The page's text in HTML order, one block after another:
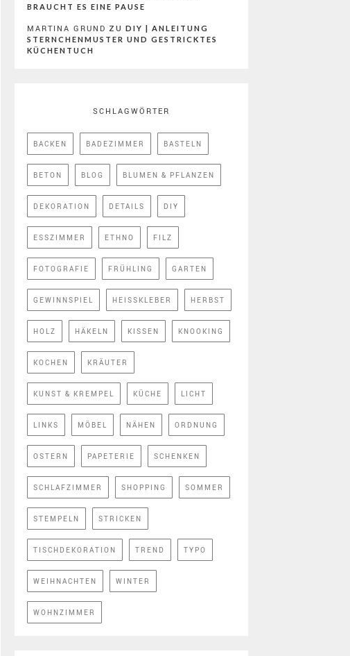
BRAUCHT ES EINE PAUSE
MARTINA GRUND ZU DIY | ANLEITUNG
STERNCHENMUSTER UND GESTRICKTES
KÜCHENTUCH
SCHLAGWÖRTER
BACKEN BADEZIMMER BASTELN
BETON BLOG BLUMEN & PFLANZEN
DEKORATION DETAILS DIY
ESSZIMMER ETHNO FILZ
FOTOGRAFIE FRÜHLING GARTEN
GEWINNSPIEL HEISSKLEBER HERBST
HOLZ HÄKELN KISSEN KNOOKING
KOCHEN KRÄUTER
KUNST & KREMPEL KÜCHE LICHT
LINKS MÖBEL NÄHEN ORDNUNG
OSTERN PAPETERIE SCHENKEN
SCHLAFZIMMER SHOPPING SOMMER
STEMPELN STRICKEN
TISCHDEKORATION TREND TYPO
WEIHNACHTEN WINTER
WOHNZIMMER